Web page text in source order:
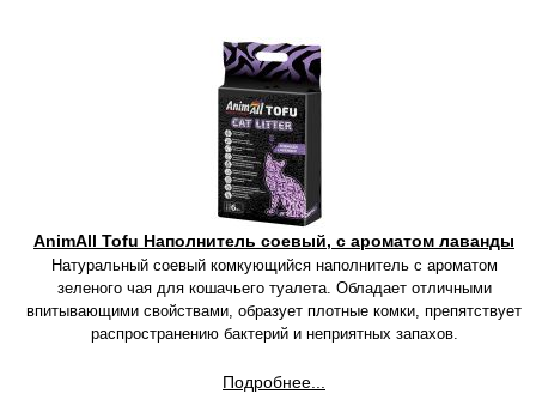
AnimAll Tofu Наполнитель соевый, с ароматом лаванды
Натуральный соевый комкующийся наполнитель с ароматом
зеленого чая для кошачьего туалета. Обладает отличными
впитывающими свойствами, образует плотные комки, препятствует
распространению бактерий и неприятных запахов.
Подробнее...